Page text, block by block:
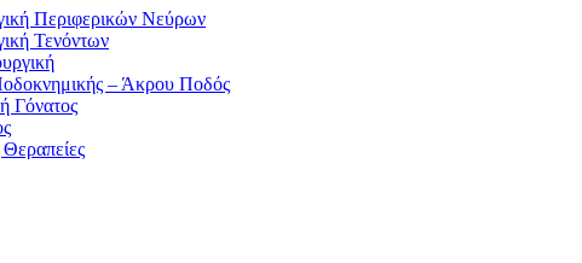
Περιφερικών Νεύρων
Τενόντων
– Άκρου Ποδός
Γόνατος
Θεραπείες